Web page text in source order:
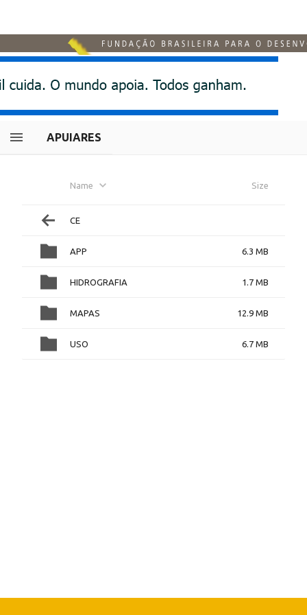
APUIARES
Name Size
CE
APP 6.3 MB
HIDROGRAFIA 1.7 MB
MAPAS 12.9 MB
USO 6.7 MB